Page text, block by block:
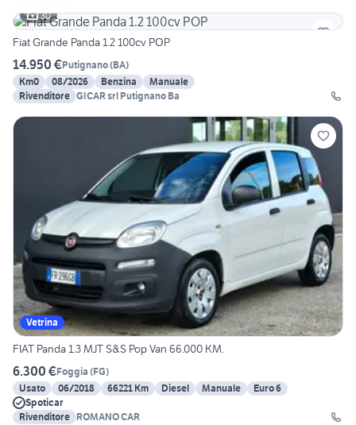
30
Fiat Grande Panda 1.2 100cv POP
14.950 €Putignano(BA)
Km0
08/2026 Benzina
Manuale
Rivenditore GICAR srl Putignano Ba
Vetrina
FIAT Panda 1.3 MJT S&S Pop Van 66.000 KM.
6.300 €Foggia (FG)
Usato
06/2018 66221 Km Diesel Manuale
Euro 6
Spoticar
Rivenditore ROMANO CAR